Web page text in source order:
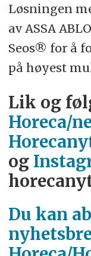
Løsningen
av ASSA
Seos® for å
på høyest
Lik og
Horeca/
og
Du kan